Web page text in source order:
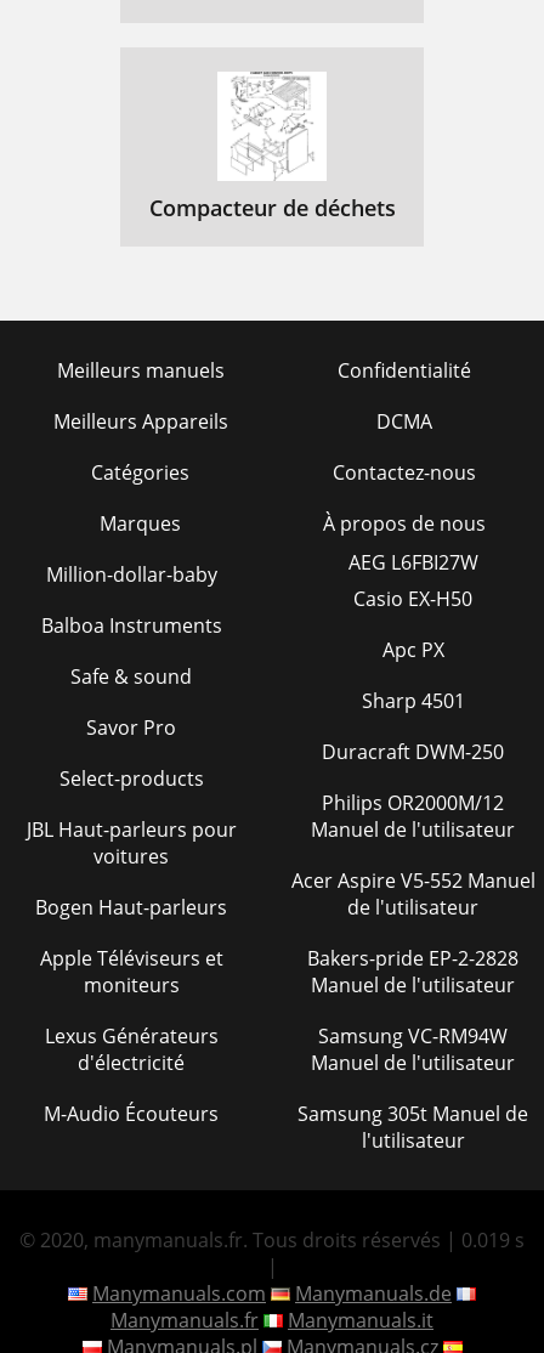
Compacteur de déchets
Meilleurs manuels
Meilleurs Appareils
Catégories
Marques
Confidentialité
DCMA
Contactez-nous
À propos de nous
Million-dollar-baby
Balboa Instruments
Safe & sound
Savor Pro
Select-products
JBL Haut-parleurs pour
voitures
Bogen Haut-parleurs
Apple Téléviseurs et
moniteurs
Lexus Générateurs
d'électricité
M-Audio Écouteurs
AEG L6FBI27W
Casio EX-H50
Apc PX
Sharp 4501
Duracraft DWM-250
Philips OR2000M/12
Manuel de l'utilisateur
Acer Aspire V5-552 Manuel
de l'utilisateur
Bakers-pride EP-2-2828
Manuel de l'utilisateur
Samsung VC-RM94W
Manuel de l'utilisateur
Samsung 305t Manuel de
l'utilisateur
© 2020, manymanuals.fr. Tous droits réservés | 0.019 s
|
Manymanuals.com
Manymanuals.de
Manymanuals.fr
Manymanuals.it
Manymanuals.pl
Manymanuals.cz